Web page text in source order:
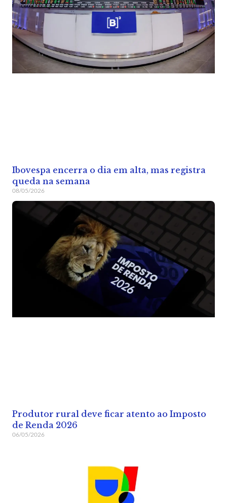
Ibovespa encerra o dia em alta, mas registra
queda na semana
08/05/2026
Produtor rural deve ficar atento ao Imposto
de Renda 2026
06/05/2026